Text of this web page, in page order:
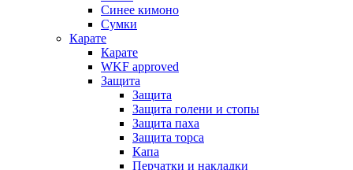
Синее кимоно
Сумки
Карате
Карате
WKF approved
Защита
Защита
Защита голени и стопы
Защита паха
Защита торса
Капа
Перчатки и накладки